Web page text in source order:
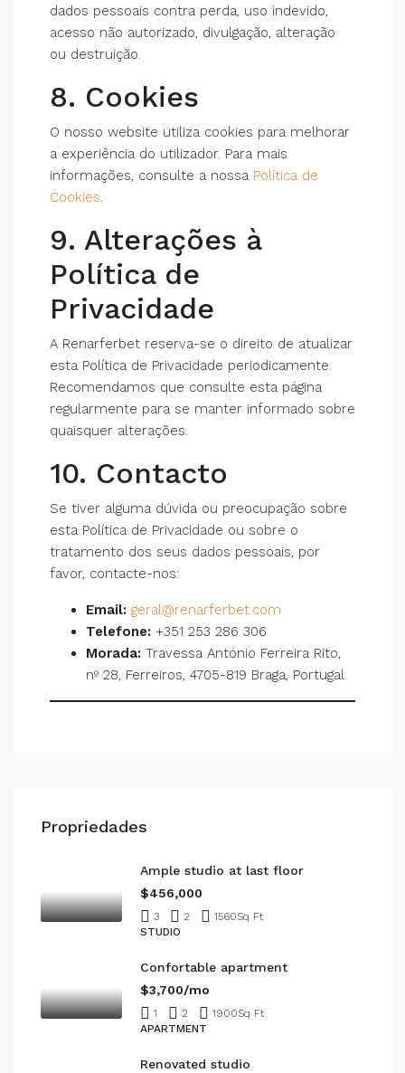
dados pessoais contra perda, uso indevido,
acesso não autorizado, divulgação, alteração
ou destruição.
8. Cookies
O nosso website utiliza cookies para melhorar
a experiência do utilizador. Para mais
informações, consulte a nossa Política de
Cookies.
9. Alterações à
Política de
Privacidade
A Renarferbet reserva-se o direito de atualizar
esta Política de Privacidade periodicamente.
Recomendamos que consulte esta página
regularmente para se manter informado sobre
quaisquer alterações.
10. Contacto
Se tiver alguma dúvida ou preocupação sobre
esta Política de Privacidade ou sobre o
tratamento dos seus dados pessoais, por
favor, contacte-nos:
Email: geral@renarferbet.com
Telefone: +351 253 286 306
Morada: Travessa António Ferreira Rito,
nº 28, Ferreiros, 4705-819 Braga, Portugal
Propriedades
Ample studio at last floor
$456,000
3 2 1560Sq Ft
STUDIO
Confortable apartment
$3,700/mo
1 2 1900Sq Ft
APARTMENT
Renovated studio